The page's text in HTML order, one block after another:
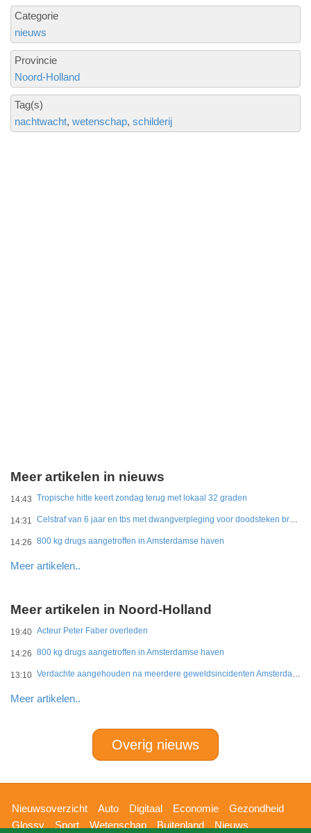
Categorie
nieuws
Provincie
Noord-Holland
Tag(s)
nachtwacht wetenschap schilderij
Meer artikelen in nieuws
14:43 Tropische hitte keert zondag terug met lokaal 32 graden
14:31 Celstraf van 6 jaar en tbs met dwangverpleging voor doodsteken broer in Gouda
14:26 800 kg drugs aangetroffen in Amsterdamse haven
Meer artikelen..
Meer artikelen in Noord-Holland
19:40 Acteur Peter Faber overleden
14:26 800 kg drugs aangetroffen in Amsterdamse haven
13:10 Verdachte aangehouden na meerdere geweldsincidenten Amsterdam-West
Meer artikelen..
Overig nieuws
Hoofdnavigatie
Nieuwsoverzicht Auto Digitaal Economie
Gezondheid
Glossy
Sport Wetenschap Buitenland Nieuws